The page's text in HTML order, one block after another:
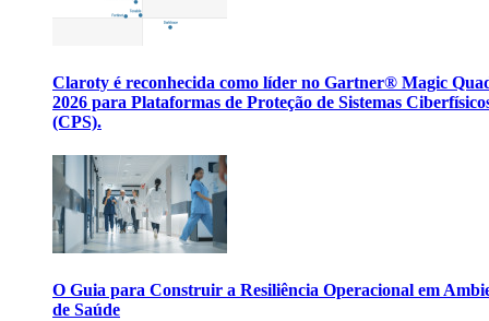
Claroty é reconhecida como líder no Gartner® Magic
2026 para Plataformas de Proteção de Sistemas
(CPS).
O Guia para Construir a Resiliência Operacional em
de Saúde